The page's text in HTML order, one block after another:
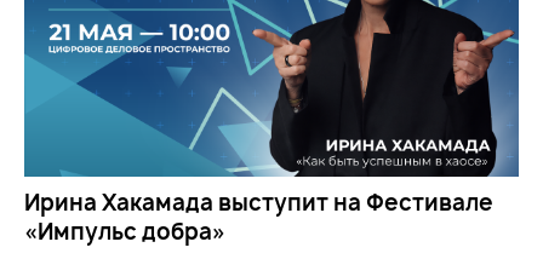
Ирина Хакамада выступит на Фестивале
«Импульс добра»